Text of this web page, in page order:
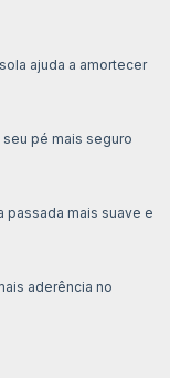
ajuda a amortecer
pé mais seguro
passada mais suave e
aderência no